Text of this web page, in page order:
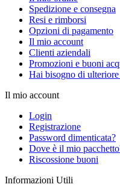
Spedizione e consegna
Resi e rimborsi
Opzioni di pagamento
Il mio account
Clienti aziendali
Promozioni e buoni
Hai bisogno di
Il mio account
Login
Registrazione
Password dimenticata?
Dove è il mio
Riscossione buoni
Informazioni Utili